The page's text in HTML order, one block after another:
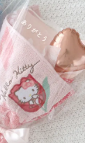
ます。 ＋330円で定